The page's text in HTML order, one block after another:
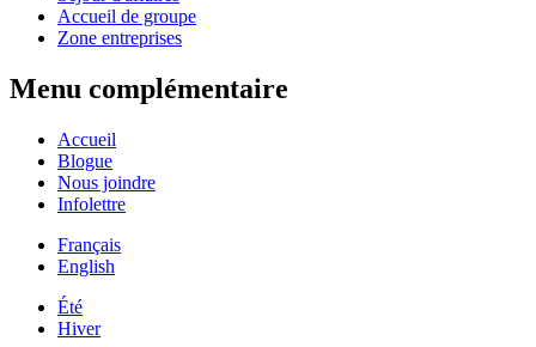
Accueil de groupe
Zone entreprises
Menu complémentaire
Accueil
Blogue
Nous joindre
Infolettre
Français
English
Été
Hiver